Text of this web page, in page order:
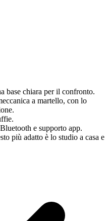
base chiara per il confronto.
a martello, con lo
e supporto app.
più adatto è lo studio a casa e